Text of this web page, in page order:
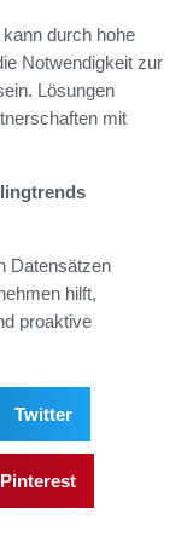
durch hohe
Notwendigkeit zur
Lösungen
mit
Datensätzen
hilft,
proaktive
Twitter
Pinterest